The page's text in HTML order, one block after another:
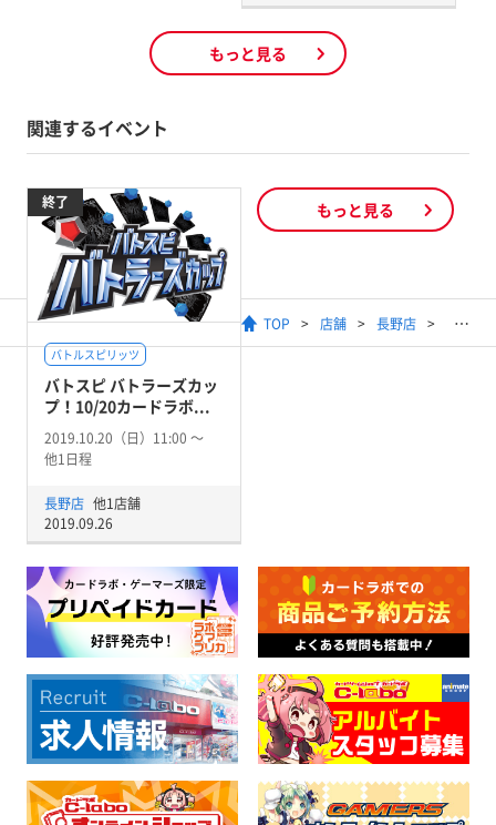
もっと見る
関連するイベント
終了
バトルスピリッツ
バトスピ バトラーズカッ
プ！10/20カードラボ...
2019.10.20（日）11:00 〜
他1日程
長野店 他1店舗
2019.09.26
もっと見る
TOP 店舗 長野店